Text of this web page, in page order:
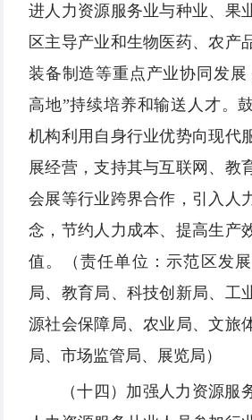
进人力资源服务业与种业、果
区主导产业和生物医药、农产
装备制造等重点产业协同发展
高地”持续培养和输送人才。
机构利用自身行业优势向现代
展经营，支持其与互联网、教
会展等行业跨界合作，引入人
念，节约人力成本、提高生产
值。（责任单位：示范区发
局、教育局、科技创新局、工
源社会保障局、农业局、文旅
局、市场监管局、展览局）
（十四）加强人力资源服